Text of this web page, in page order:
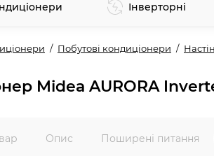
Інверторні
Побутові кондиціонери
Midea AURORA
Опис Поширені питання